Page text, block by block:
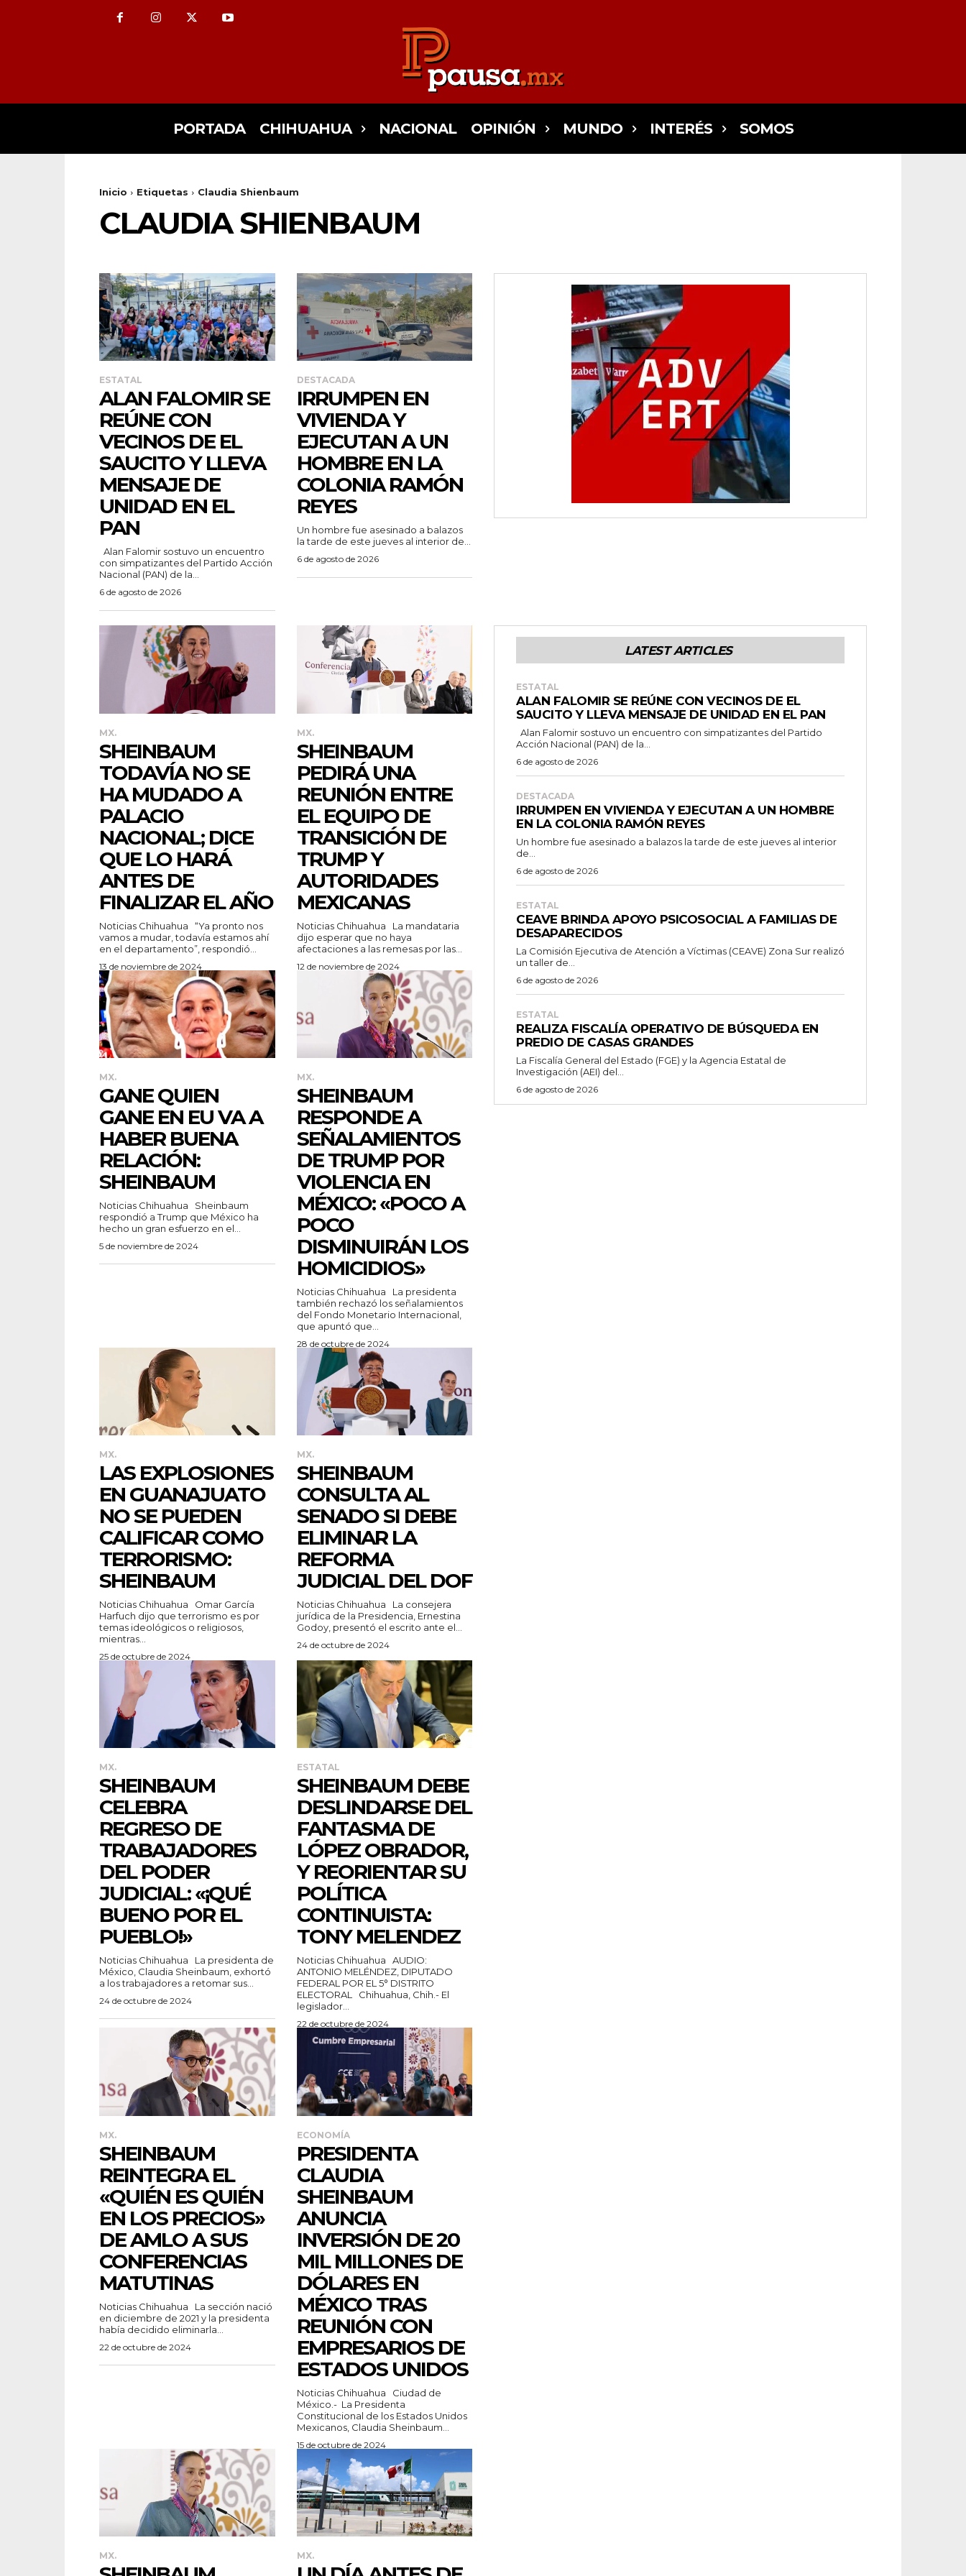
PORTADA CHIHUAHUA NACIONAL OPINIÓN MUNDO INTERÉS SOMOS
Inicio Etiquetas Claudia Shienbaum
CLAUDIA SHIENBAUM
ESTATAL
ALAN FALOMIR SE
REÚNE CON
VECINOS DE EL
SAUCITO Y LLEVA
MENSAJE DE
UNIDAD EN EL
PAN
con simpatizantes del Partido Acción
Nacional (PAN) de la...
6 de agosto de 2026
DESTACADA
IRRUMPEN EN
VIVIENDA Y
EJECUTAN A UN
HOMBRE EN LA
COLONIA RAMÓN
REYES
Un hombre fue asesinado a balazos
la tarde de este jueves al interior de...
6 de agosto de 2026
MX.
SHEINBAUM
TODAVÍA NO SE
HA MUDADO A
PALACIO
NACIONAL; DICE
QUE LO HARÁ
ANTES DE
FINALIZAR EL AÑO
Noticias Chihuahua “Ya pronto nos
vamos a mudar, todavía estamos ahí
en el departamento”, respondió...
13 de noviembre de 2024
MX.
SHEINBAUM
PEDIRÁ UNA
REUNIÓN ENTRE
EL EQUIPO DE
TRANSICIÓN DE
TRUMP Y
AUTORIDADES
MEXICANAS
Noticias Chihuahua La mandataria
dijo esperar que no haya
afectaciones a las remesas por las...
12 de noviembre de 2024
MX.
GANE QUIEN
GANE EN EU VA A
HABER BUENA
RELACIÓN:
SHEINBAUM
Noticias Chihuahua Sheinbaum
respondió a Trump que México ha
hecho un gran esfuerzo en el...
5 de noviembre de 2024
MX.
SHEINBAUM
RESPONDE A
SEÑALAMIENTOS
DE TRUMP POR
VIOLENCIA EN
MÉXICO: «POCO A
POCO
DISMINUIRÁN LOS
HOMICIDIOS»
Noticias Chihuahua La presidenta
también rechazó los señalamientos
del Fondo Monetario Internacional,
que apuntó que...
28 de octubre de 2024
MX.
LAS EXPLOSIONES
EN GUANAJUATO
NO SE PUEDEN
CALIFICAR COMO
TERRORISMO:
SHEINBAUM
Noticias Chihuahua Omar García
Harfuch dijo que terrorismo es por
temas ideológicos o religiosos,
mientras...
25 de octubre de 2024
MX.
SHEINBAUM
CONSULTA AL
SENADO SI DEBE
ELIMINAR LA
REFORMA
JUDICIAL DEL DOF
Noticias Chihuahua La consejera
jurídica de la Presidencia, Ernestina
Godoy, presentó el escrito ante el...
24 de octubre de 2024
MX.
SHEINBAUM
CELEBRA
REGRESO DE
TRABAJADORES
DEL PODER
JUDICIAL: «¡QUÉ
BUENO POR EL
PUEBLO!»
Noticias Chihuahua La presidenta de
México, Claudia Sheinbaum, exhortó
a los trabajadores a retomar sus...
24 de octubre de 2024
ESTATAL
SHEINBAUM DEBE
DESLINDARSE DEL
FANTASMA DE
LÓPEZ OBRADOR,
Y REORIENTAR SU
POLÍTICA
CONTINUISTA:
TONY MELENDEZ
Noticias Chihuahua AUDIO:
ANTONIO MELÉNDEZ, DIPUTADO
FEDERAL POR EL 5° DISTRITO
ELECTORAL Chihuahua, Chih.- El
legislador...
22 de octubre de 2024
MX.
SHEINBAUM
REINTEGRA EL
«QUIÉN ES QUIÉN
EN LOS PRECIOS»
DE AMLO A SUS
CONFERENCIAS
MATUTINAS
Noticias Chihuahua La sección nació
en diciembre de 2021 y la presidenta
había decidido eliminarla...
22 de octubre de 2024
ECONOMÍA
PRESIDENTA
CLAUDIA
SHEINBAUM
ANUNCIA
INVERSIÓN DE 20
MIL MILLONES DE
DÓLARES EN
MÉXICO TRAS
REUNIÓN CON
EMPRESARIOS DE
ESTADOS UNIDOS
Noticias Chihuahua Ciudad de
México.- La Presidenta
Constitucional de los Estados Unidos
Mexicanos, Claudia Sheinbaum...
15 de octubre de 2024
MX. MX.
LATEST ARTICLES
ESTATAL
ALAN FALOMIR SE REÚNE CON VECINOS DE EL
SAUCITO Y LLEVA MENSAJE DE UNIDAD EN EL PAN
Acción Nacional (PAN) de la...
6 de agosto de 2026
DESTACADA
IRRUMPEN EN VIVIENDA Y EJECUTAN A UN HOMBRE
EN LA COLONIA RAMÓN REYES
Un hombre fue asesinado a balazos la tarde de este jueves al interior
de...
6 de agosto de 2026
ESTATAL
CEAVE BRINDA APOYO PSICOSOCIAL A FAMILIAS DE
DESAPARECIDOS
La Comisión Ejecutiva de Atención a Víctimas (CEAVE) Zona Sur realizó
un taller de...
6 de agosto de 2026
ESTATAL
REALIZA FISCALÍA OPERATIVO DE BÚSQUEDA EN
PREDIO DE CASAS GRANDES
La Fiscalía General del Estado (FGE) y la Agencia Estatal de
Investigación (AEI) del...
6 de agosto de 2026